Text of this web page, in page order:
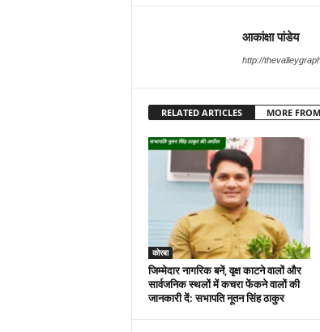
आकांक्षा पांडेय
http://
RELATED ARTICLES MORE
कोरबा
जिम्मेदार नागरिक बनें, वृक्ष काटने वालों और
सार्वजनिक स्थलों में कचरा फेंकने वालों की
जानकारी दें: सभापति नूतन सिंह ठाकुर